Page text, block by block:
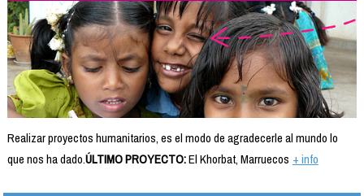
Realizar proyectos humanitarios, es el modo de agradecerle al mundo lo
que nos ha dado.ÚLTIMO PROYECTO:El Khorbat, Marruecos + info